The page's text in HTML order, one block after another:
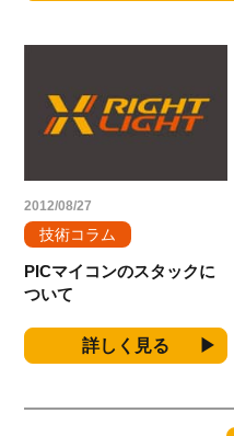
2012/08/27
技術コラム
PICマイコンのスタックに
ついて
詳しく見る